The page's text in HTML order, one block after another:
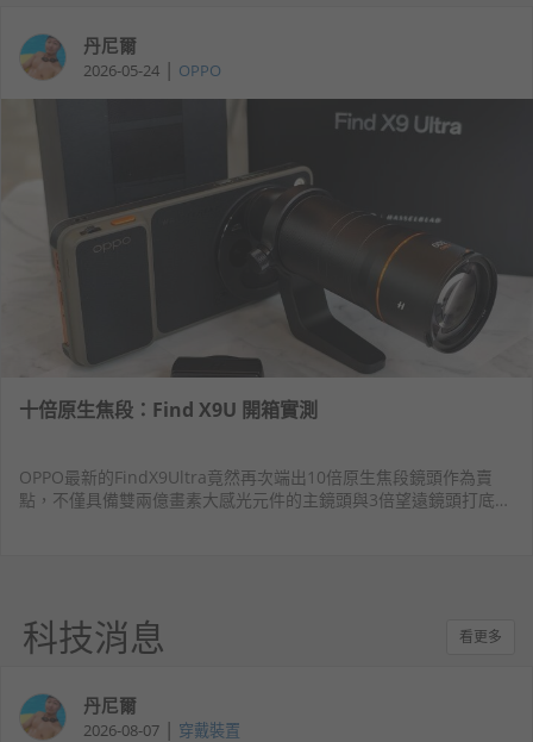
丹尼爾
2026-05-24 | OPPO
十倍原生焦段：Find X9U 開箱實測
OPPO最新的FindX9Ultra竟然再次端出10倍原生焦段鏡頭作為賣
點，不僅具備雙兩億畫素大感光元件的主鏡頭與3倍望遠鏡頭打底，
科技消息 看更多
丹尼爾
2026-08-07 | 穿戴裝置